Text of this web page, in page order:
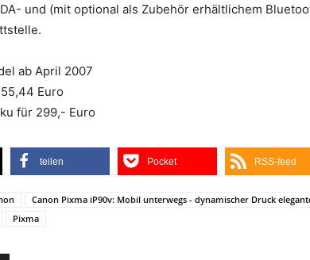
und (mit optional als Zubehör erhältlichem
ab April 2007
Euro
für 299,- Euro
teilen Pocket RSS-feed
Canon Pixma iP90v: Mobil unterwegs - dynamischer Druck
Pixma